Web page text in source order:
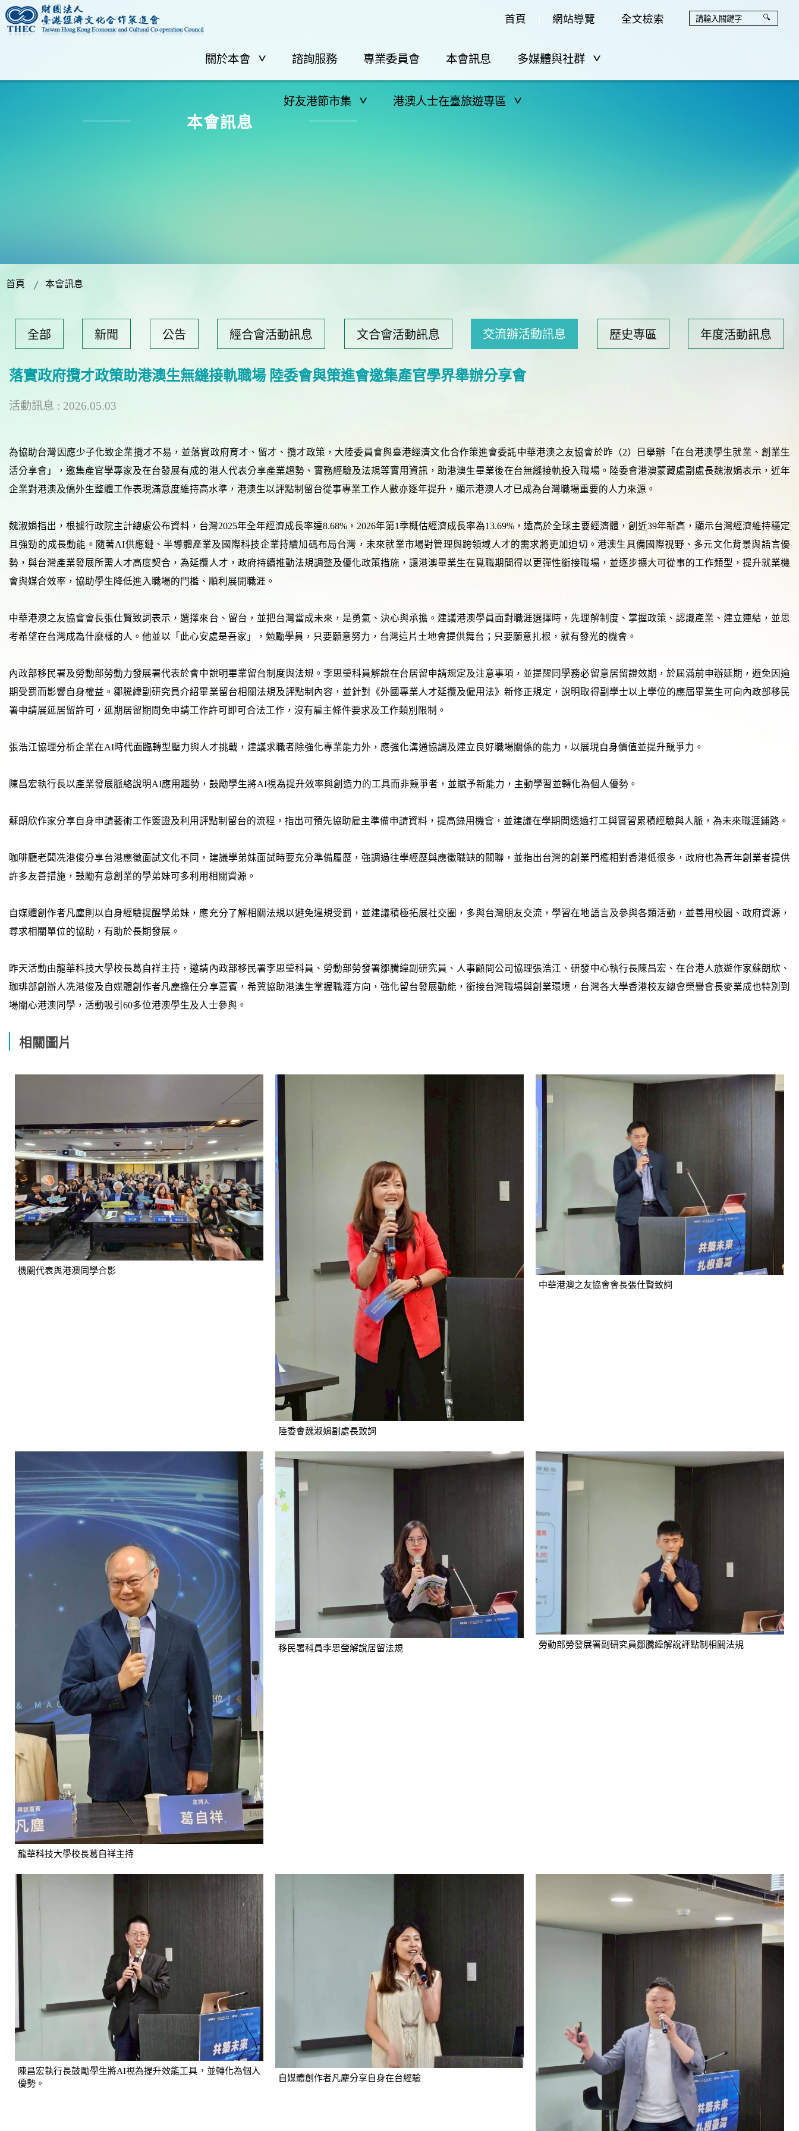
首頁 網站導覽 全文檢索
關於本會 諮詢服務 專業委員會 本會訊息 多媒體與社群
好友港節市集 港澳人士在臺旅遊專區
本會訊息
首頁 本會訊息
全部 新聞 公告 經合會活動訊息 文合會活動訊息 交流辦活動訊息 歷史專區 年度活動訊息
落實政府攬才政策助港澳生無縫接軌職場 陸委會與策進會邀集產官學界舉辦分享會
活動訊息 : 2026.05.03
為協助台灣因應少子化致企業攬才不易，並落實政府育才、留才、攬才政策，大陸委員會與臺港經濟文化合作策進會委託中華港澳之友協會於昨（2）日舉辦「在台港澳學生就業、創業生
活分享會」，邀集產官學專家及在台發展有成的港人代表分享產業趨勢、實務經驗及法規等實用資訊，助港澳生畢業後在台無縫接軌投入職場。陸委會港澳蒙藏處副處長魏淑娟表示，近年
企業對港澳及僑外生整體工作表現滿意度維持高水準，港澳生以評點制留台從事專業工作人數亦逐年提升，顯示港澳人才已成為台灣職場重要的人力來源。
魏淑娟指出，根據行政院主計總處公布資料，台灣2025年全年經濟成長率達8.68%，2026年第1季概估經濟成長率為13.69%，遠高於全球主要經濟體，創近39年新高，顯示台灣經濟維持穩定
且強勁的成長動能。隨著AI供應鏈、半導體產業及國際科技企業持續加碼布局台灣，未來就業市場對管理與跨領域人才的需求將更加迫切。港澳生具備國際視野、多元文化背景與語言優
勢，與台灣產業發展所需人才高度契合，為延攬人才，政府持續推動法規調整及優化政策措施，讓港澳畢業生在覓職期間得以更彈性銜接職場，並逐步擴大可從事的工作類型，提升就業機
會與媒合效率，協助學生降低進入職場的門檻、順利展開職涯。
中華港澳之友協會會長張仕賢致詞表示，選擇來台、留台，並把台灣當成未來，是勇氣、決心與承擔。建議港澳學員面對職涯選擇時，先理解制度、掌握政策、認識產業、建立連結，並思
考希望在台灣成為什麼樣的人。他並以「此心安處是吾家」，勉勵學員，只要願意努力，台灣這片土地會提供舞台；只要願意扎根，就有發光的機會。
內政部移民署及勞動部勞動力發展署代表於會中說明畢業留台制度與法規。李思瑩科員解說在台居留申請規定及注意事項，並提醒同學務必留意居留證效期，於屆滿前申辦延期，避免因逾
期受罰而影響自身權益。鄒騰緯副研究員介紹畢業留台相關法規及評點制內容，並針對《外國專業人才延攬及僱用法》新修正規定，說明取得副學士以上學位的應屆畢業生可向內政部移民
署申請展延居留許可，延期居留期間免申請工作許可即可合法工作，沒有雇主條件要求及工作類別限制。
張浩江協理分析企業在AI時代面臨轉型壓力與人才挑戰，建議求職者除強化專業能力外，應強化溝通協調及建立良好職場關係的能力，以展現自身價值並提升競爭力。
陳昌宏執行長以產業發展脈絡說明AI應用趨勢，鼓勵學生將AI視為提升效率與創造力的工具而非競爭者，並賦予新能力，主動學習並轉化為個人優勢。
蘇朗欣作家分享自身申請藝術工作簽證及利用評點制留台的流程，指出可預先協助雇主準備申請資料，提高錄用機會，並建議在學期間透過打工與實習累積經驗與人脈，為未來職涯鋪路。
咖啡廳老闆冼港俊分享台港應徵面試文化不同，建議學弟妹面試時要充分準備履歷，強調過往學經歷與應徵職缺的關聯，並指出台灣的創業門檻相對香港低很多，政府也為青年創業者提供
許多友善措施，鼓勵有意創業的學弟妹可多利用相關資源。
自媒體創作者凡塵則以自身經驗提醒學弟妹，應充分了解相關法規以避免違規受罰，並建議積極拓展社交圈，多與台灣朋友交流，學習在地語言及參與各類活動，並善用校園、政府資源，
尋求相關單位的協助，有助於長期發展。
昨天活動由龍華科技大學校長葛自祥主持，邀請內政部移民署李思瑩科員、勞動部勞發署鄒騰緯副研究員、人事顧問公司協理張浩江、研發中心執行長陳昌宏、在台港人旅遊作家蘇朗欣、
珈琲部創辦人冼港俊及自媒體創作者凡塵擔任分享嘉賓，希冀協助港澳生掌握職涯方向，強化留台發展動能，銜接台灣職場與創業環境，台灣各大學香港校友總會榮譽會長麥業成也特別到
場關心港澳同學，活動吸引60多位港澳學生及人士參與。
相關圖片
機關代表與港澳同學合影
陸委會魏淑娟副處長致詞
中華港澳之友協會會長張仕賢致詞
龍華科技大學校長葛自祥主持
移民署科員李思瑩解說居留法規 勞動部勞發展署副研究員鄒騰緯解說評點制相關法規
陳昌宏執行長鼓勵學生將AI視為提升效能工具，並轉化為個人
優勢。
自媒體創作者凡塵分享自身在台經驗